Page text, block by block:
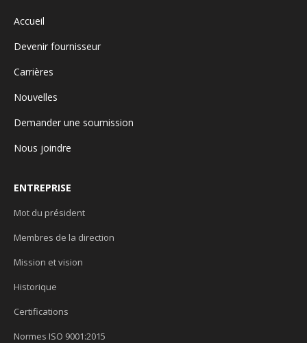
Accueil
Devenir fournisseur
Carrières
Nouvelles
Demander une soumission
Nous joindre
ENTREPRISE
Mot du président
Membres de la direction
Mission et vision
Historique
Certifications
Normes ISO 9001:2015